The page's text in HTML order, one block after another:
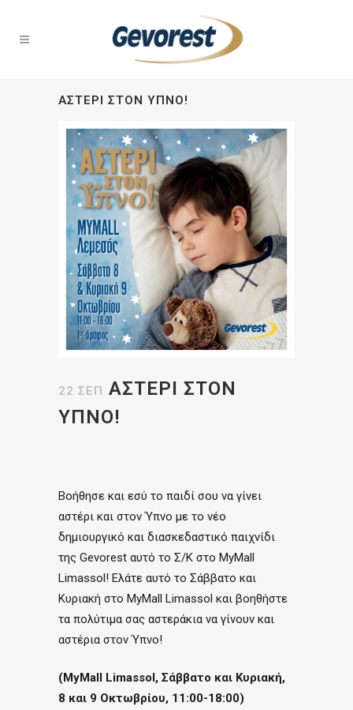
ΑΣΤΕΡΙ ΣΤΟΝ ΥΠΝΟ!
22 ΣΕΠ ΑΣΤΕΡΙ ΣΤΟΝ
ΥΠΝΟ!
Βοήθησε και εσύ το παιδί σου να γίνει
αστέρι και στον Ύπνο με το νέο
δημιουργικό και διασκεδαστικό παιχνίδι
της Gevorest αυτό το Σ/Κ στο MyMall
Limassol! Ελάτε αυτό το Σάββατο και
Κυριακή στο MyMall Limassol και βοηθήστε
τα πολύτιμα σας αστεράκια να γίνουν και
αστέρια στον Ύπνο!
(MyMall Limassol, Σάββατο και Κυριακή,
8 και 9 Οκτωβρίου, 11:00-18:00)